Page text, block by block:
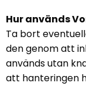
Hur används
Ta bort
den genom att
används utan
att hanteringen